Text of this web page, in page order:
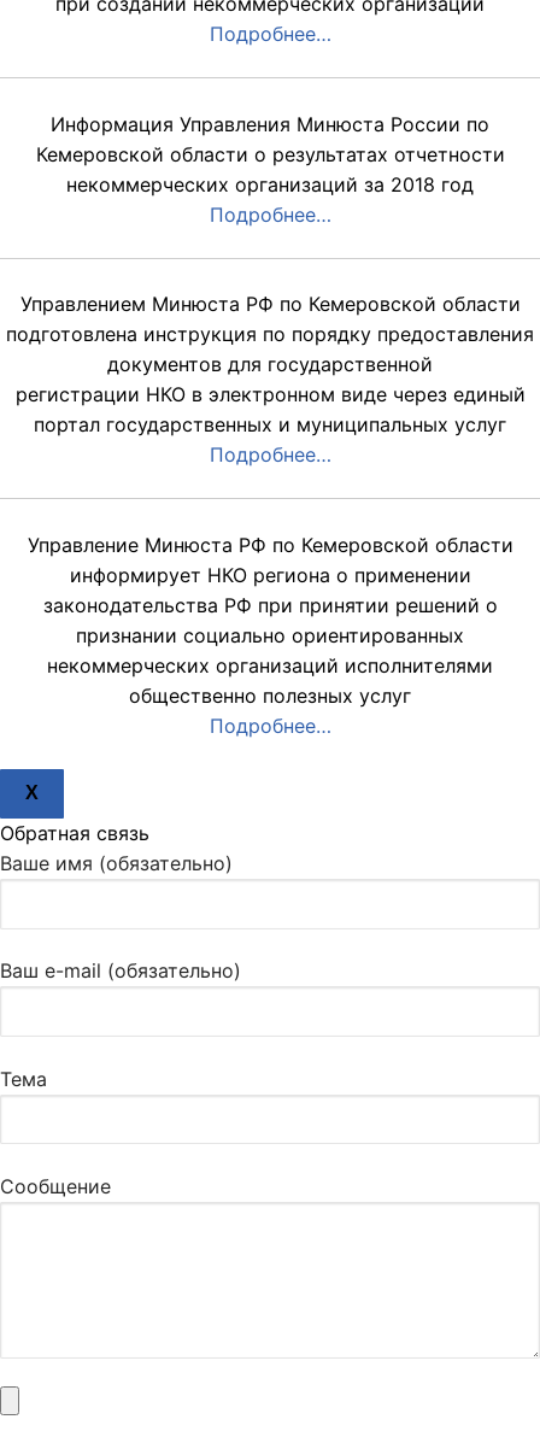
Подробнее…
Информация Управления Минюста России по
Кемеровской области о результатах отчетности
некоммерческих организаций за 2018 год
Подробнее…
Управлением Минюста РФ по Кемеровской области
подготовлена инструкция по порядку предоставления
документов для государственной
регистрации НКО в электронном виде через единый
портал государственных и муниципальных услуг
Подробнее…
Управление Минюста РФ по Кемеровской области
информирует НКО региона о применении
законодательства РФ при принятии решений о
признании социально ориентированных
некоммерческих организаций исполнителями
общественно полезных услуг
Подробнее…
X
Обратная связь
Ваше имя (обязательно)
Ваш e-mail (обязательно)
Тема
Сообщение